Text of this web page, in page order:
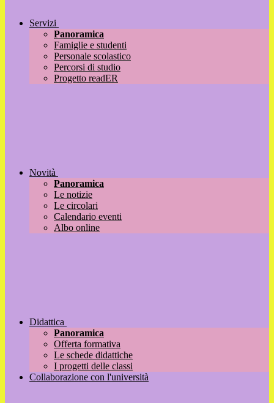
Servizi
Panoramica
Famiglie e studenti
Personale scolastico
Percorsi di studio
Progetto readER
Novità
Panoramica
Le notizie
Le circolari
Calendario eventi
Albo online
Didattica
Panoramica
Offerta formativa
Le schede didattiche
I progetti delle classi
Collaborazione con l'università